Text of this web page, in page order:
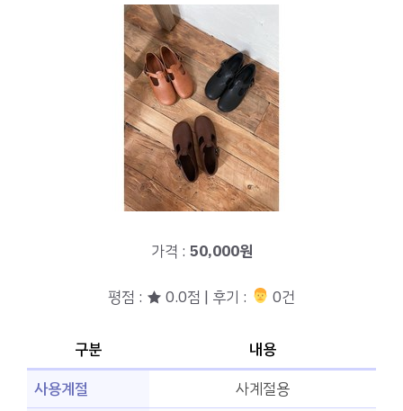
가격 : 50,000원
평점 : ★ 0.0점 | 후기 : ‍‍ 0건
구분
내용
사용계절
사계절용